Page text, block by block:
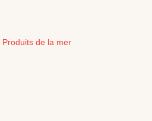
Produits de la mer